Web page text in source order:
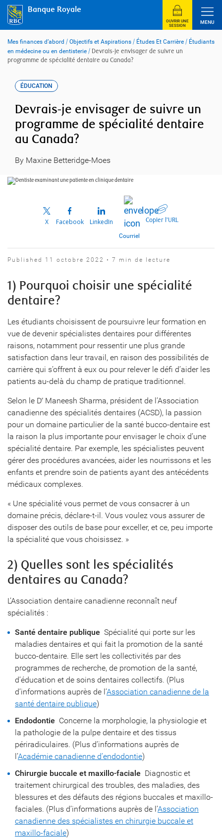
content
Banque Royale
OUVRIR UNE
SESSION
MENU
Mes finances d’abord / Objectifs et Aspirations / Études Et Carrière / Étudiants
en médecine ou en dentisterie / Devrais-je envisager de suivre un
programme de spécialité dentaire au Canada?
ÉDUCATION
Devrais-je envisager de suivre un
programme de spécialité dentaire
au Canada?
By Maxine Betteridge-Moes
X Facebook LinkedIn
Courriel
Copier l’URL
Published 11 octobre 2022 • 7 min de lecture
1) Pourquoi choisir une spécialité
dentaire?
Les étudiants choisissent de poursuivre leur formation en
vue de devenir spécialistes dentaires pour différentes
raisons, notamment pour ressentir une plus grande
satisfaction dans leur travail, en raison des possibilités de
carrière qui s’offrent à eux ou pour relever le défi d’aider les
patients au-delà du champ de pratique traditionnel.
Selon le Dr Maneesh Sharma, président de l’Association
canadienne des spécialités dentaires (ACSD), la passion
pour un domaine particulier de la santé bucco-dentaire est
la raison la plus importante pour envisager le choix d’une
spécialité dentaire. Par exemple, les spécialistes peuvent
gérer des procédures avancées, aider les nourrissons et les
enfants et prendre soin de patients ayant des antécédents
médicaux complexes.
« Une spécialité vous permet de vous consacrer à un
domaine précis, déclare-t-il. Vous voulez vous assurer de
disposer des outils de base pour exceller, et ce, peu importe
la spécialité que vous choisissez. »
2) Quelles sont les spécialités
dentaires au Canada?
L’Association dentaire canadienne reconnaît neuf
spécialités :
Santé dentaire publique  Spécialité qui porte sur les
maladies dentaires et qui fait la promotion de la santé
bucco-dentaire. Elle sert les collectivités par des
programmes de recherche, de promotion de la santé,
d’éducation et de soins dentaires collectifs. (Plus
d’informations auprès de l’Association canadienne de la
santé dentaire publique)
Endodontie  Concerne la morphologie, la physiologie et
la pathologie de la pulpe dentaire et des tissus
périradiculaires. (Plus d’informations auprès de
l’Académie canadienne d’endodontie)
Chirurgie buccale et maxillo-faciale  Diagnostic et
traitement chirurgical des troubles, des maladies, des
blessures et des défauts des régions buccales et maxillo-
faciales. (Plus d’informations auprès de l’Association
canadienne des spécialistes en chirurgie buccale et
maxillo-faciale)